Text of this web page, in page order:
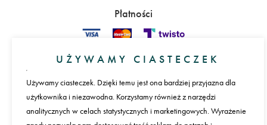
Płatności
Język
Międzynarodowa dostawa
UŻYWAMY CIASTECZEK
Używamy ciasteczek. Dzięki temu jest ona bardziej przyjazna dla
użytkownika i niezawodna. Korzystamy również z narzędzi
analitycznych w celach statystycznych i marketingowych. Wyrażenie